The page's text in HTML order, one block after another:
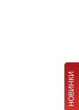
НОВИНКИ